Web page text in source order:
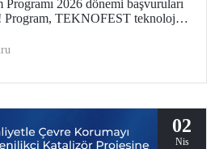
2026 dönemi başvuruları
Program, TEKNOFEST teknoloji
yeni döneminde, girişimlerin
02
Nis